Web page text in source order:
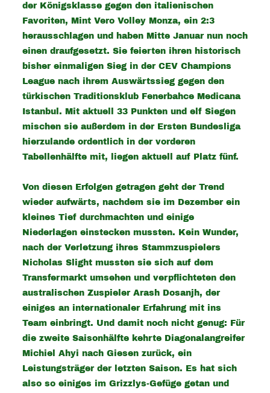
der Königsklasse gegen den italienischen
Favoriten, Mint Vero Volley Monza, ein 2:3
herausschlagen und haben Mitte Januar nun noch
einen draufgesetzt. Sie feierten ihren historisch
bisher einmaligen Sieg in der CEV Champions
League nach ihrem Auswärtssieg gegen den
türkischen Traditionsklub Fenerbahce Medicana
Istanbul. Mit aktuell 33 Punkten und elf Siegen
mischen sie außerdem in der Ersten Bundesliga
hierzulande ordentlich in der vorderen
Tabellenhälfte mit, liegen aktuell auf Platz fünf.
Von diesen Erfolgen getragen geht der Trend
wieder aufwärts, nachdem sie im Dezember ein
kleines Tief durchmachten und einige
Niederlagen einstecken mussten. Kein Wunder,
nach der Verletzung ihres Stammzuspielers
Nicholas Slight mussten sie sich auf dem
Transfermarkt umsehen und verpflichteten den
australischen Zuspieler Arash Dosanjh, der
einiges an internationaler Erfahrung mit ins
Team einbringt. Und damit noch nicht genug: Für
die zweite Saisonhälfte kehrte Diagonalangreifer
Michiel Ahyi nach Giesen zurück, ein
Leistungsträger der letzten Saison. Es hat sich
also so einiges im Grizzlys-Gefüge getan und